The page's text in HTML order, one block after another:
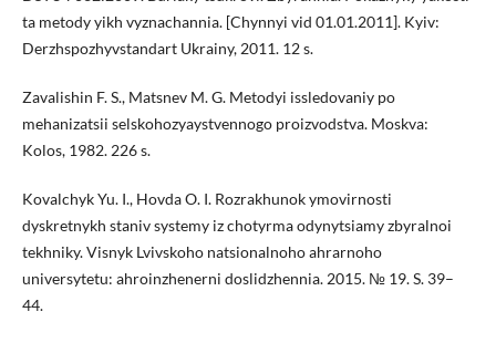
ta metody yikh vyznachannia. [Chynnyi vid 01.01.2011]. Kyiv:
Derzhspozhyvstandart Ukrainy, 2011. 12 s.
Zavalishin F. S., Matsnev M. G. Metodyi issledovaniy po
mehanizatsii selskohozyaystvennogo proizvodstva. Moskva:
Kolos, 1982. 226 s.
Kovalchyk Yu. I., Hovda O. I. Rozrakhunok ymovirnosti
dyskretnykh staniv systemy iz chotyrma odynytsiamy zbyralnoi
tekhniky. Visnyk Lvivskoho natsionalnoho ahrarnoho
universytetu: ahroinzhenerni doslidzhennia. 2015. № 19. S. 39–
44.